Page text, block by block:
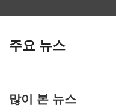
주요 뉴스
많이 본 뉴스